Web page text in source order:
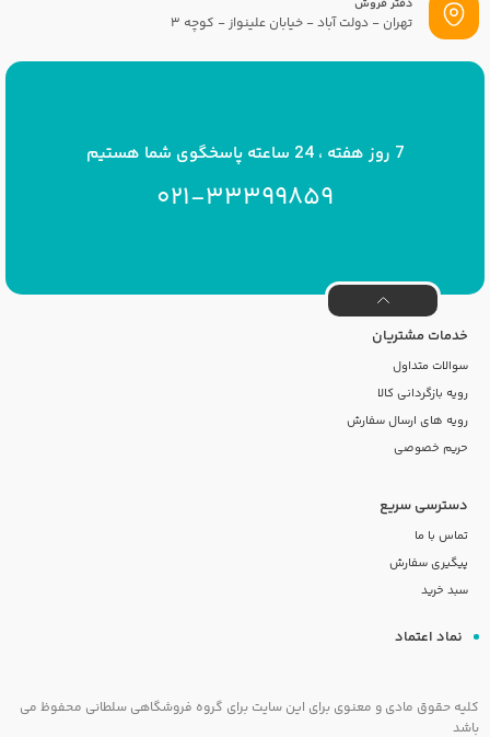
تهران - دولت آباد - خیابان علینواز - کوچه 3
7 روز هفته ، 24 ساعته پاسخگوی شما هستیم
021-33399859
خدمات مشتریان
سوالات متداول
رویه بازگردانی کالا
رویه های ارسال سفارش
حریم خصوصی
دسترسی سریع
تماس با ما
پیگیری سفارش
سبد خرید
نماد اعتماد
کلیه حقوق مادی و معنوی برای این سایت برای گروه فروشگاهی سلطانی محفوظ می
باشد